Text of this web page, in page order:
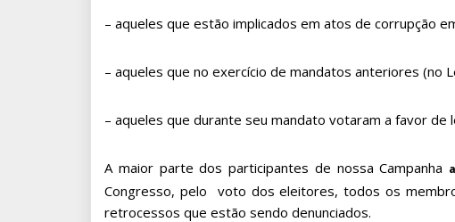
– aqueles que estão implicados em atos de corrupção
– aqueles que no exercício de mandatos anteriores (no
– aqueles que durante seu mandato votaram a favor
A maior parte dos participantes de nossa Campanha
Congresso, pelo voto dos eleitores, todos os
retrocessos que estão sendo denunciados.